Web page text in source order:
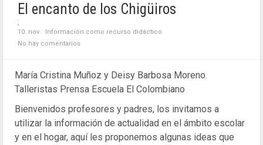
El encanto de los Chigüiros
;
10. nov
Información como recurso didáctico
No hay comentarios
María Cristina Muñoz y Deisy Barbosa Moreno.
Talleristas Prensa Escuela El Colombiano
Bienvenidos profesores y padres, los invitamos a
utilizar la información de actualidad en el ámbito escolar
y en el hogar, aquí les proponemos algunas ideas que